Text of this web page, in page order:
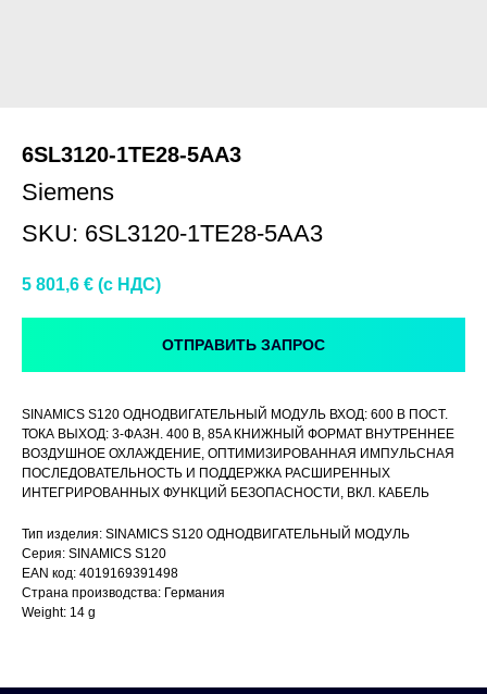
6SL3120-1TE28-5AA3
Siemens
SKU: 6SL3120-1TE28-5AA3
5 801,6 € (c НДС)
ОТПРАВИТЬ ЗАПРОС
SINAMICS S120 ОДНОДВИГАТЕЛЬНЫЙ МОДУЛЬ ВХОД: 600 В ПОСТ.
ТОКА ВЫХОД: 3-ФАЗН. 400 В, 85A КНИЖНЫЙ ФОРМАТ ВНУТРЕННЕЕ
ВОЗДУШНОЕ ОХЛАЖДЕНИЕ, ОПТИМИЗИРОВАННАЯ ИМПУЛЬСНАЯ
ПОСЛЕДОВАТЕЛЬНОСТЬ И ПОДДЕРЖКА РАСШИРЕННЫХ
ИНТЕГРИРОВАННЫХ ФУНКЦИЙ БЕЗОПАСНОСТИ, ВКЛ. КАБЕЛЬ
Тип изделия: SINAMICS S120 ОДНОДВИГАТЕЛЬНЫЙ МОДУЛЬ
Серия: SINAMICS S120
EAN код: 4019169391498
Страна производства: Германия
Weight: 14 g